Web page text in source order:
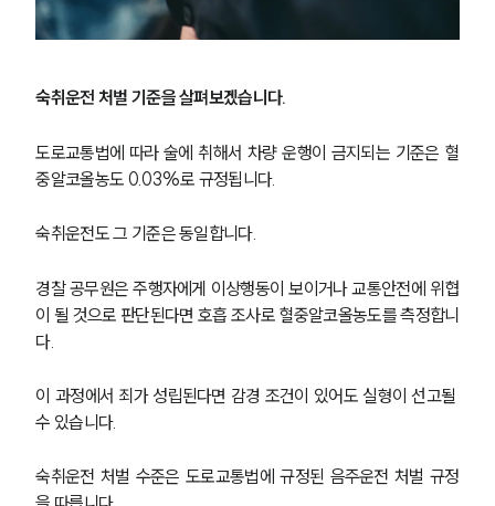
숙취운전 처벌 기준을 살펴보겠습니다.
도로교통법에 따라 술에 취해서 차량 운행이 금지되는 기준은 혈
중알코올농도 0.03%로 규정됩니다.
숙취운전도 그 기준은 동일합니다.
경찰 공무원은 주행자에게 이상행동이 보이거나 교통안전에 위협
이 될 것으로 판단된다면 호흡 조사로 혈중알코올농도를 측정합니
다.
이 과정에서 죄가 성립된다면 감경 조건이 있어도 실형이 선고될
수 있습니다.
숙취운전 처벌 수준은 도로교통법에 규정된 음주운전 처벌 규정